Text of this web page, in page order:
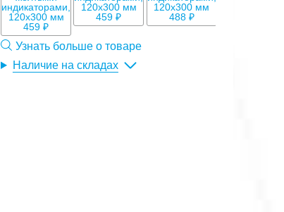
459 ₽
459 ₽ 488 ₽
Узнать больше о товаре
Наличие на складах